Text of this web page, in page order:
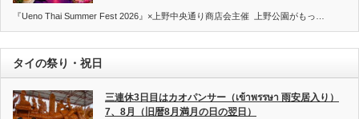
『Ueno Thai Summer Fest 2026』×上野中央通り商店会主催 上野公園がもっ…
タイの祭り・祝日
三連休3日目はカオパンサー（เข้าพรรษา 雨安居入り）
7、8月（旧暦8月満月の日の翌日）